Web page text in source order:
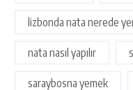
lizbonda nata nerede
nata nasıl yapılır
saraybosna yemek